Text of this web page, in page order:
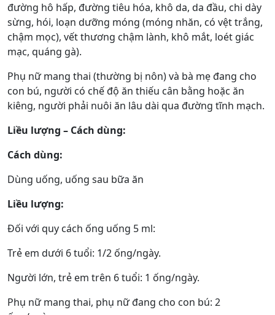
đường hô hấp, đường tiêu hóa, khô da, da đầu, chi dày
sừng, hói, loạn dưỡng móng (móng nhăn, có vệt trắng,
chậm mọc), vết thương chậm lành, khô mắt, loét giác
mạc, quáng gà).
Phụ nữ mang thai (thường bị nôn) và bà mẹ đang cho
con bú, người có chế độ ăn thiếu cân bằng hoặc ăn
kiêng, người phải nuôi ăn lâu dài qua đường tĩnh mạch.
Liều lượng – Cách dùng:
Cách dùng:
Dùng uống, uống sau bữa ăn
Liều lượng:
Đối với quy cách ống uống 5 ml:
Trẻ em dưới 6 tuổi: 1/2 ống/ngày.
Người lớn, trẻ em trên 6 tuổi: 1 ống/ngày.
Phụ nữ mang thai, phụ nữ đang cho con bú: 2